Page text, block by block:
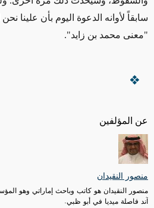
عن المؤلفين
منصور النقيدان
منصور النقيدان هو كاتب وباحث إماراتي وهو
آند فاصلة ميديا في أبو ظبي.
سابقاً لأوانه الدعوة اليوم بأن علينا
"معنى محمد بن زايد".